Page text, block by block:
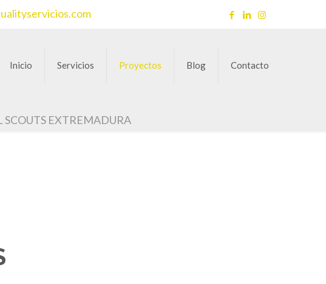
Inicio Servicios Proyectos Blog Contacto
SCOUTS EXTREMADURA